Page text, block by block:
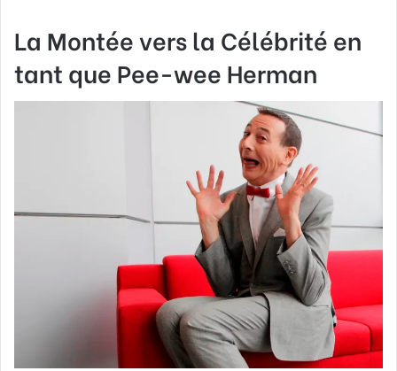
La Montée vers la Célébrité en
tant que Pee-wee Herman